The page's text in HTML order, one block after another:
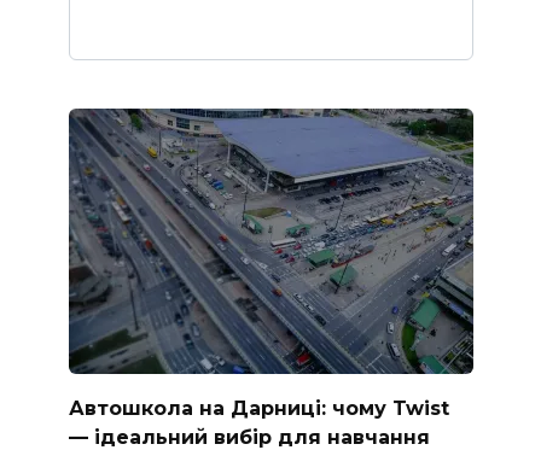
Автошкола на Дарниці: чому Twist
— ідеальний вибір для навчання